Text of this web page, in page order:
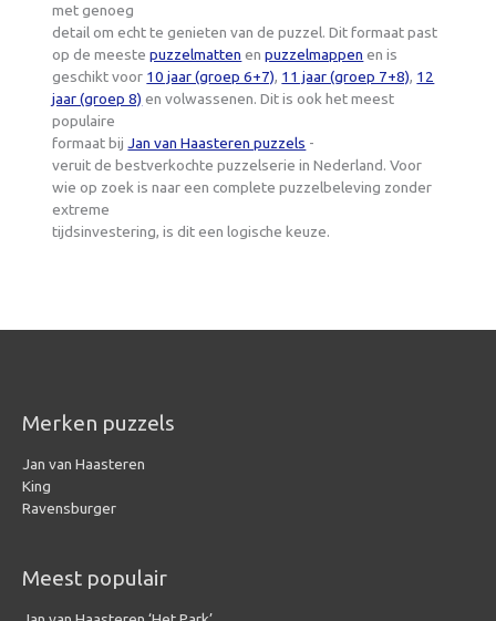
met genoeg
detail om echt te genieten van de puzzel. Dit formaat past
op de meestepuzzelmatten enpuzzelmappen en is
geschikt voor 10 jaar (groep 6+7), 11 jaar (groep 7+8), 12
jaar (groep 8) en volwassenen. Dit is ook het meest
populaire
formaat bijJan van Haasteren puzzels -
veruit de bestverkochte puzzelserie in Nederland. Voor
wie op zoek is naar een complete puzzelbeleving zonder
extreme
tijdsinvestering, is dit een logische keuze.
Merken puzzels
Jan van Haasteren
King
Ravensburger
Meest populair